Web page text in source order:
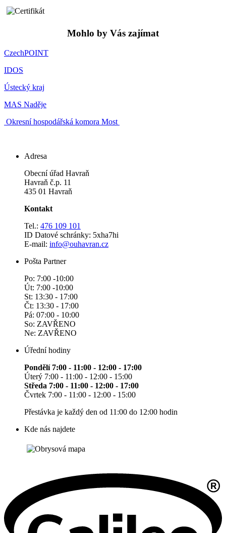
Mohlo by Vás zajímat
CzechPOINT
IDOS
Ústecký kraj
MAS Naděje
Okresní hospodářská komora Most
Adresa
Obecní úřad Havraň
Havraň č.p. 11
435 01 Havraň
Kontakt
Tel.: 476 109 101
ID Datové schránky: 5xha7hi
E-mail: info@ouhavran.cz
Pošta Partner
Po: 7:00 -10:00
Út: 7:00 -10:00
St: 13:30 - 17:00
Čt: 13:30 - 17:00
Pá: 07:00 - 10:00
So: ZAVŘENO
Ne: ZAVŘENO
Úřední hodiny
Pondělí 7:00 - 11:00 - 12:00 - 17:00
Úterý 7:00 - 11:00 - 12:00 - 15:00
Středa 7:00 - 11:00 - 12:00 - 17:00
Čvrtek 7:00 - 11:00 - 12:00 - 15:00
Přestávka je každý den od 11:00 do 12:00 hodin
Kde nás najdete